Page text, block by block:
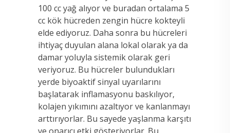
100 cc yağ alıyor ve buradan ortalama 5
cc kök hücreden zengin hücre kokteyli
elde ediyoruz. Daha sonra bu hücreleri
ihtiyaç duyulan alana lokal olarak ya da
damar yoluyla sistemik olarak geri
veriyoruz. Bu hücreler bulundukları
yerde biyoaktif sinyal uyarılarını
başlatarak inflamasyonu baskılıyor,
kolajen yıkımını azaltıyor ve kanlanmayı
arttırıyorlar. Bu sayede yaşlanma karşıtı